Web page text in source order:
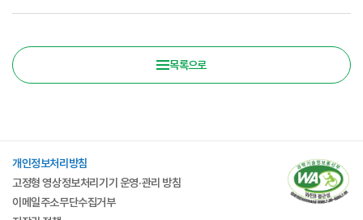
목록으로
개인정보처리방침
고정형 영상정보처리기기 운영·관리 방침
이메일주소무단수집거부